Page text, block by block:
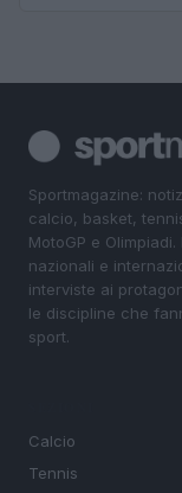
Sportmagazine:
calcio, basket,
MotoGP e
nazionali e
interviste ai
le discipline che
sport.
Calcio
Tennis